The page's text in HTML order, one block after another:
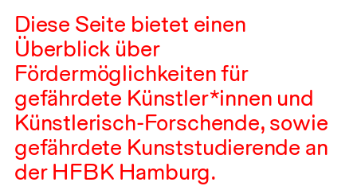
Diese Seite bietet einen
Überblick über
Fördermöglichkeiten für
gefährdete Künstler*innen und
Künstlerisch-Forschende, sowie
gefährdete Kunststudierende an
der HFBK Hamburg.